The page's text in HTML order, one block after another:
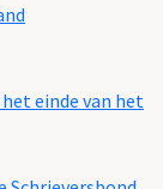
einde van het